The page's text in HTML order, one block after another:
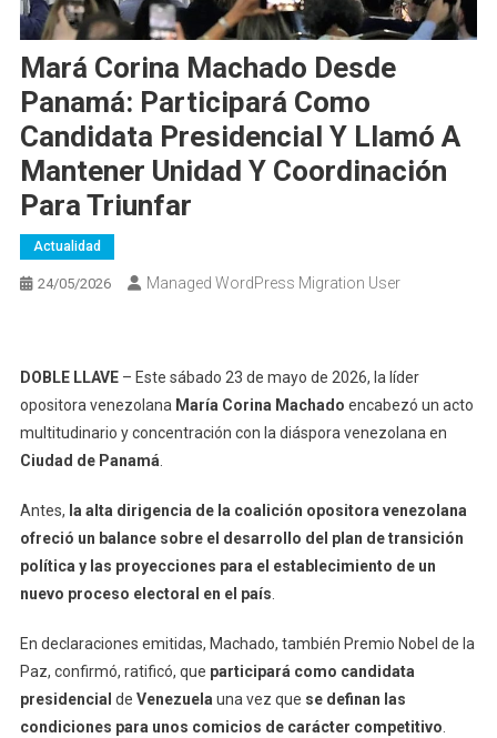
Mará Corina Machado Desde
Panamá: Participará Como
Candidata Presidencial Y Llamó A
Mantener Unidad Y Coordinación
Para Triunfar
Actualidad
24/05/2026 Managed WordPress Migration User
DOBLE LLAVE– Este sábado 23 de mayo de 2026, la líder
opositora venezolana María Corina Machado encabezó un acto
multitudinario y concentración con la diáspora venezolana en
Ciudad de Panamá
Antes, la alta dirigencia de la coalición opositora venezolana
ofreció un balance sobre el desarrollo del plan de transición
política y las proyecciones para el establecimiento de un
nuevo proceso electoral en el país
En declaraciones emitidas, Machado, también Premio Nobel de la
Paz, confirmó, ratificó, que participará como candidata
presidencial de Venezuela una vez que se definan las
condiciones para unos comicios de carácter competitivo